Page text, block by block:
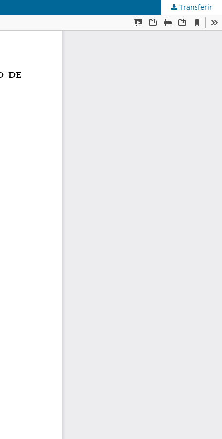
Transferir